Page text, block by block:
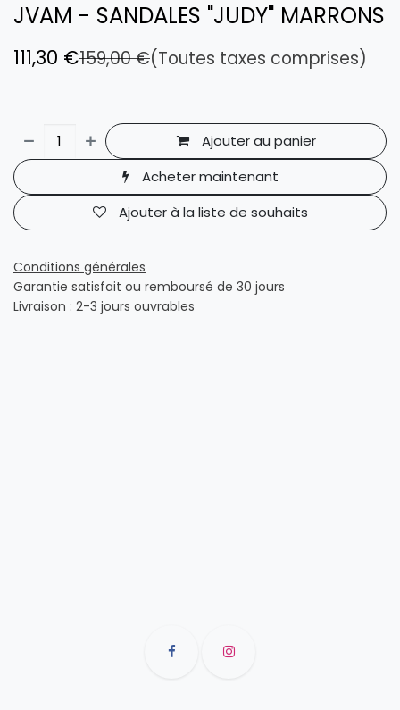
JVAM - SANDALES "JUDY" MARRONS
111,30 €159,00€(Toutes taxes comprises)
Ajouter au panier
Acheter maintenant
Ajouter à la liste de souhaits
Conditions générales
Garantie satisfait ou remboursé de 30 jours
Livraison : 2-3 jours ouvrables